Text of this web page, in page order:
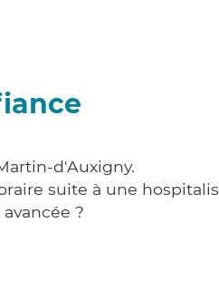
d'Auxigny.
suite à une
?